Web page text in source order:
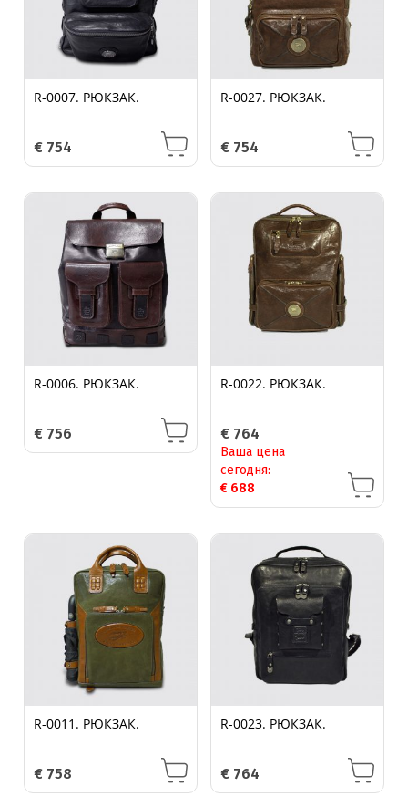
R-0007. РЮКЗАК.
€ 754
R-0027. РЮКЗАК.
€ 754
R-0006. РЮКЗАК.
€ 756
R-0022. РЮКЗАК.
€ 764
Ваша цена
сегодня:
€ 688
R-0011. РЮКЗАК.
€ 758
R-0023. РЮКЗАК.
€ 764